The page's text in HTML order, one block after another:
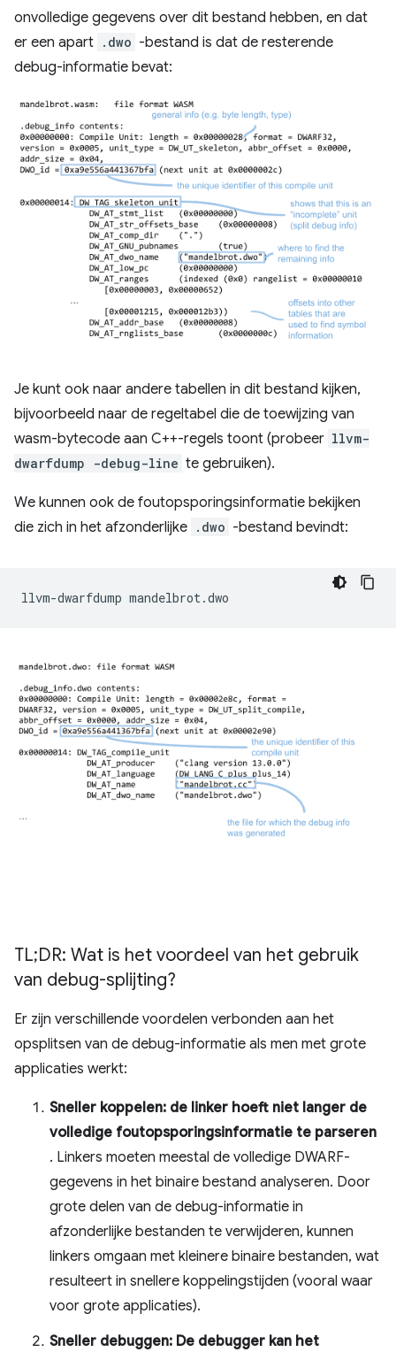
onvolledige gegevens over dit bestand hebben, en dat
er een apart .dwo -bestand is dat de resterende
debug-informatie bevat:
Je kunt ook naar andere tabellen in dit bestand kijken,
bijvoorbeeld naar de regeltabel die de toewijzing van
wasm-bytecode aan C++-regels toont (probeer llvm-
dwarfdump -debug-line te gebruiken).
We kunnen ook de foutopsporingsinformatie bekijken
die zich in het afzonderlijke .dwo -bestand bevindt:
llvm-dwarfdump
TL;DR: Wat is het voordeel van het gebruik
van debug-splijting?
Er zijn verschillende voordelen verbonden aan het
opsplitsen van de debug-informatie als men met grote
applicaties werkt:
Sneller koppelen: de linker hoeft niet langer de
volledige foutopsporingsinformatie te parseren
. Linkers moeten meestal de volledige DWARF-
gegevens in het binaire bestand analyseren. Door
grote delen van de debug-informatie in
afzonderlijke bestanden te verwijderen, kunnen
linkers omgaan met kleinere binaire bestanden, wat
resulteert in snellere koppelingstijden (vooral waar
voor grote applicaties).
Sneller debuggen: De debugger kan het